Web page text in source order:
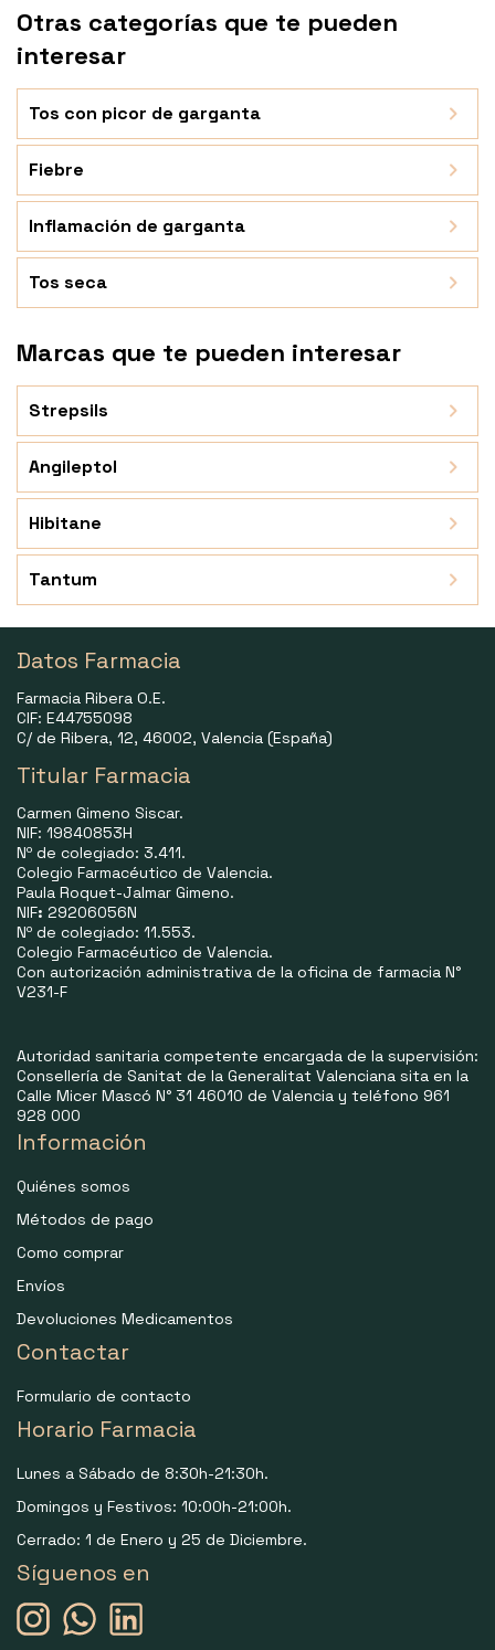
Otras categorías que te pueden
interesar
Tos con picor de garganta
Fiebre
Inflamación de garganta
Tos seca
Marcas que te pueden interesar
Strepsils
Angileptol
Hibitane
Tantum
Datos Farmacia
Farmacia Ribera O.E.
CIF: E44755098
C/ de Ribera, 12, 46002, Valencia (España)
Titular Farmacia
Carmen Gimeno Siscar.
NIF: 19840853H
Nº de colegiado: 3.411.
Colegio Farmacéutico de Valencia.
Paula Roquet-Jalmar Gimeno.
NIF: 29206056N
Nº de colegiado: 11.553.
Colegio Farmacéutico de Valencia.
Con autorización administrativa de la oficina de farmacia N°
V231-F
Autoridad sanitaria competente encargada de la supervisión:
Consellería de Sanitat de la Generalitat Valenciana sita en la
Calle Micer Mascó N° 31 46010 de Valencia y teléfono 961
928 000
Información
Quiénes somos
Métodos de pago
Como comprar
Envíos
Devoluciones Medicamentos
Contactar
Formulario de contacto
Horario Farmacia
Lunes a Sábado de 8:30h-21:30h.
Domingos y Festivos: 10:00h-21:00h.
Cerrado: 1 de Enero y 25 de Diciembre.
Síguenos en